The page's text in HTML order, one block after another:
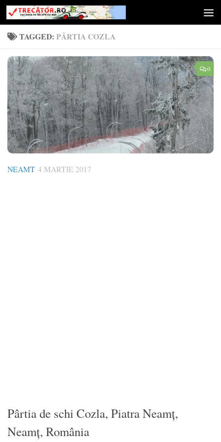
Skip to content
TAGGED: PÂRTIA COZLA
0
NEAMT 4 MARTIE 2017
Pârtia de schi Cozla, Piatra Neamț,
Neamț, România